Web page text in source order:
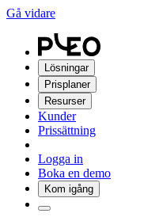
Gå vidare
Lösningar
Prisplaner
Resurser
Kunder
Prissättning
Logga in
Boka en demo
Kom igång